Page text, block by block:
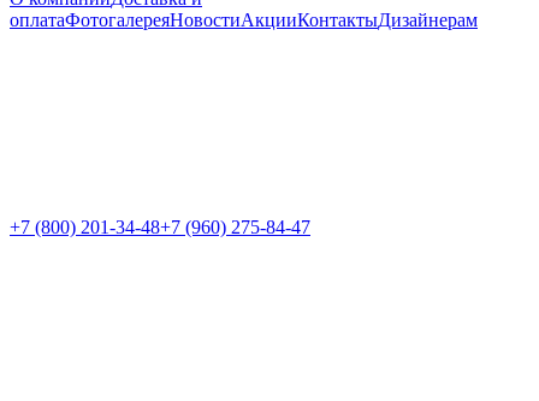
оплатаФотогалереяНовостиАкцииКонтактыДизайнерам
+7 (800) 201-34-48+7 (960) 275-84-47